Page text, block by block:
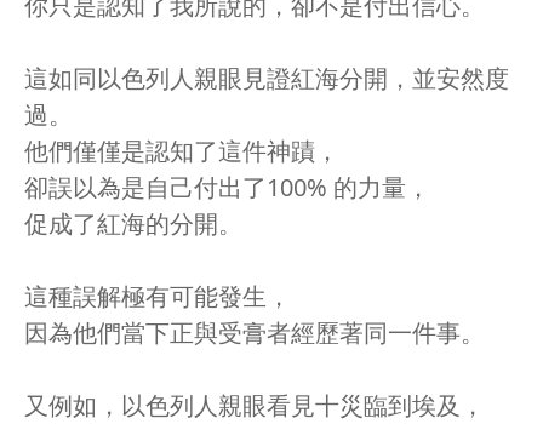
這如同以色列人親眼見證紅海分開，並安然度
過。
他們僅僅是認知了這件神蹟，
卻誤以為是自己付出了100% 的力量，
促成了紅海的分開。
這種誤解極有可能發生，
因為他們當下正與受膏者經歷著同一件事。
又例如，以色列人親眼看見十災臨到埃及，